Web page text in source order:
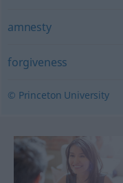
amnesty
forgiveness
© Princeton University